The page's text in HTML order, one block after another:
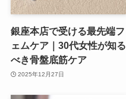
銀座本店で受ける最先端フ
ェムケア｜30代女性が知る
べき骨盤底筋ケア
2025年12月27日